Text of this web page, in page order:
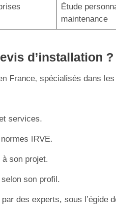
Étude
maintenance
d’installation ?
France, spécialisés dans
services.
IRVE.
son projet.
son profil.
des experts, sous l’égide